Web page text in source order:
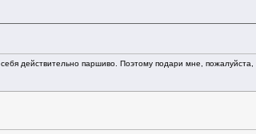
действительно паршиво. Поэтому подари мне,